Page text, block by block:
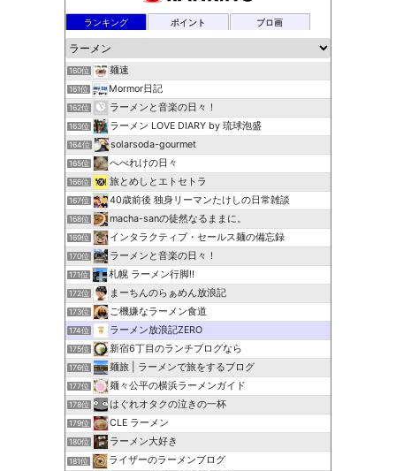
ランキング ポイント ブロ画
160位 麺速
161位 Mormor日記
162位 ラーメンと音楽の日々！
163位 ラーメン LOVE DIARY by 琉球泡盛
164位 solarsoda-gourmet
165位 へべれけの日々
166位 旅とめしとエトセトラ
167位 40歳前後 独身リーマンたけしの日常雑談
168位 macha-sanの徒然なるままに。
169位 インタラクティブ・セールス麺の備忘録
170位 ラーメンと音楽の日々！
171位 札幌 ラーメン行脚!!
172位 まーちんのらぁめん放浪記
173位 ご機嫌なラーメン食道
174位 ラーメン放浪記ZERO
175位 新宿6丁目のランチブログなら
176位 麺旅 | ラーメンで旅をするブログ
177位 麺々公平の横浜ラーメンガイド
178位 はぐれオタクの泣きの一杯
179位 CLE ラーメン
180位 ラーメン大好き
181位 ライザーのラーメンブログ